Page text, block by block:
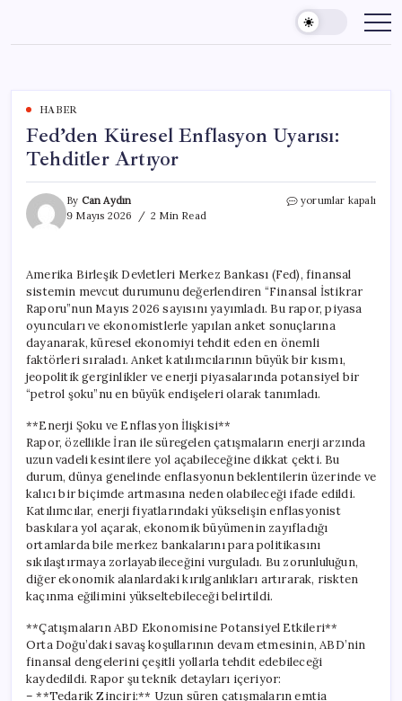
content
HABER
Fed’den Küresel Enflasyon Uyarısı:
Tehditler Artıyor
By Can Aydın
9 Mayıs 2026
2 Min Read
Fed’den
Artıyor
için
yorumlar kapalı
Amerika Birleşik Devletleri Merkez Bankası (Fed), finansal
sistemin mevcut durumunu değerlendiren “Finansal İstikrar
Raporu”nun Mayıs 2026 sayısını yayımladı. Bu rapor, piyasa
oyuncuları ve ekonomistlerle yapılan anket sonuçlarına
dayanarak, küresel ekonomiyi tehdit eden en önemli
faktörleri sıraladı. Anket katılımcılarının büyük bir kısmı,
jeopolitik gerginlikler ve enerji piyasalarında potansiyel bir
“petrol şoku”nu en büyük endişeleri olarak tanımladı.
**Enerji Şoku ve Enflasyon İlişkisi**
Rapor, özellikle İran ile süregelen çatışmaların enerji arzında
uzun vadeli kesintilere yol açabileceğine dikkat çekti. Bu
durum, dünya genelinde enflasyonun beklentilerin üzerinde ve
kalıcı bir biçimde artmasına neden olabileceği ifade edildi.
Katılımcılar, enerji fiyatlarındaki yükselişin enflasyonist
baskılara yol açarak, ekonomik büyümenin zayıfladığı
ortamlarda bile merkez bankalarını para politikasını
sıkılaştırmaya zorlayabileceğini vurguladı. Bu zorunluluğun,
diğer ekonomik alanlardaki kırılganlıkları artırarak, riskten
kaçınma eğilimini yükseltebileceği belirtildi.
**Çatışmaların ABD Ekonomisine Potansiyel Etkileri**
Orta Doğu’daki savaş koşullarının devam etmesinin, ABD’nin
finansal dengelerini çeşitli yollarla tehdit edebileceği
kaydedildi. Rapor şu teknik detayları içeriyor:
– **Tedarik Zinciri:** Uzun süren çatışmaların emtia